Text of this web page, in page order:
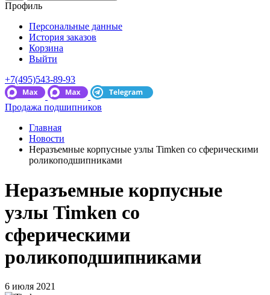
Профиль
Персональные данные
История заказов
Корзина
Выйти
+7(495)543-89-93
Продажа подшипников
Главная
Новости
Неразъемные корпусные узлы Timken со сферическими
роликоподшипниками
Неразъемные корпусные
узлы Timken со
сферическими
роликоподшипниками
6 июля 2021